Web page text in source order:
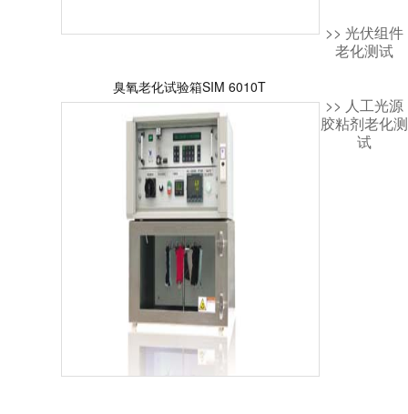
臭氧老化试验箱SIM 6010T
>> 光伏组件
老化测试
>> 人工光源
胶粘剂老化测
试